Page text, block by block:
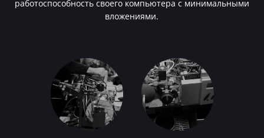
работоспособность своего компьютера с минимальными
вложениями.